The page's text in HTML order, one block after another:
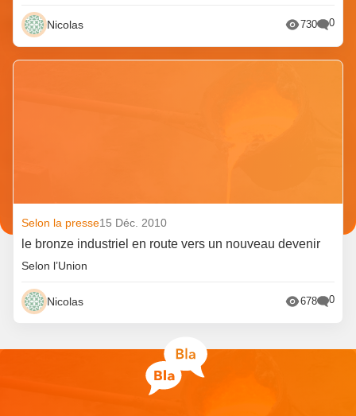
Nicolas 730 0
Selon la presse15 Déc. 2010
le bronze industriel en route vers un nouveau devenir
Selon l’Union
Nicolas 678 0